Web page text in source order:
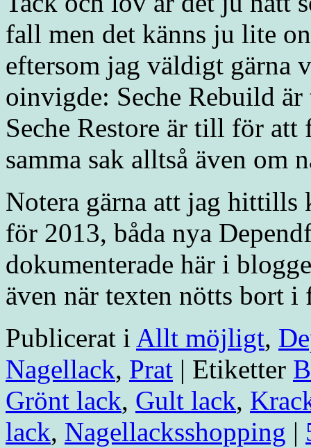
fall men det känns ju lite
eftersom jag väldigt gärna
oinvigde: Seche Rebuild
Seche Restore är till för
samma sak alltså även om
Notera gärna att jag
för 2013, båda nya
dokumenterade här i
även när texten nötts bort
Publicerat i Allt möjligt,
Nagellack, Prat | Etiketter
Grönt lack, Gult lack,
lack, Nagellacksshopping |